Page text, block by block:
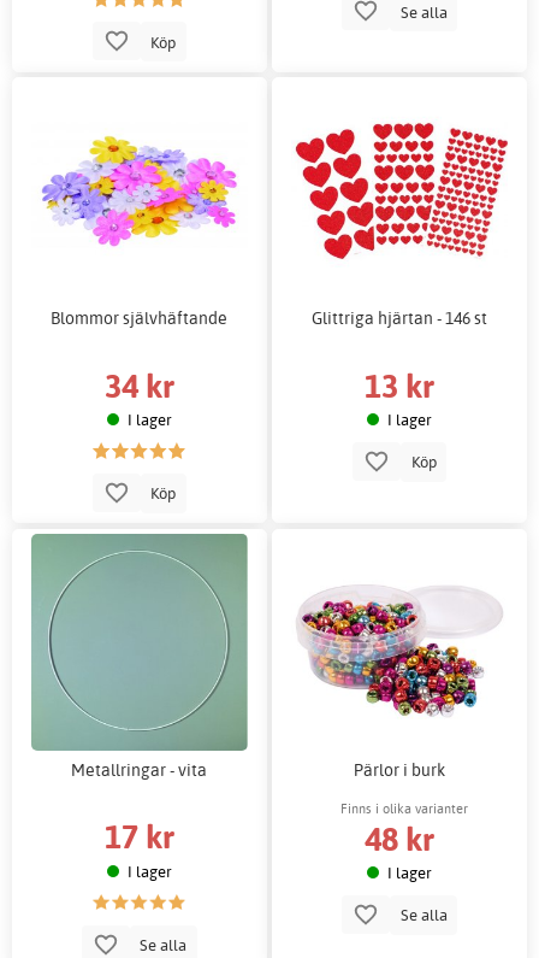
Köp
Se alla
Blommor självhäftande
34 kr
I lager
Köp
Glittriga hjärtan - 146 st
13 kr
I lager
Köp
Metallringar - vita
17 kr
I lager
Se alla
Pärlor i burk
Finns i olika varianter
48 kr
I lager
Se alla